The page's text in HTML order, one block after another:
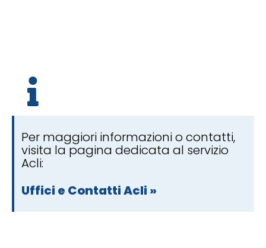
Per maggiori informazioni o contatti,
visita la pagina dedicata al servizio
Acli:
Uffici e Contatti Acli »